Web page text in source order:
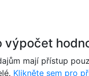
výpočet
mají přístup
Klikněte sem pro